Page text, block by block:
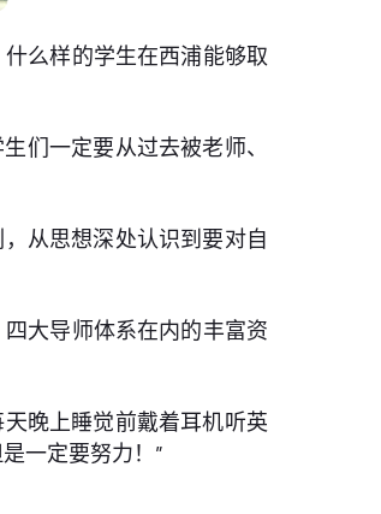
么样的学生在西浦能够取
们一定要从过去被老师、
从思想深处认识到要对自
大导师体系在内的丰富资
晚上睡觉前戴着耳机听英
一定要努力！”